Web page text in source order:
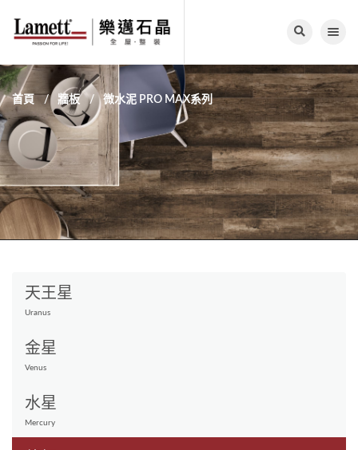
首頁 牆板 微水泥 PRO MAX系列
天王星
Uranus
金星
Venus
水星
Mercury